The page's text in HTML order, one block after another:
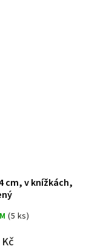
cm, v knížkách,
(5 ks)